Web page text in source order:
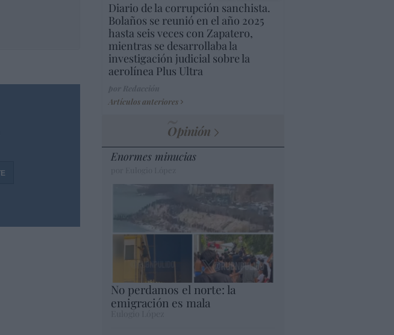
Diario de la corrupción sanchista.
Bolaños se reunió en el año 2025
hasta seis veces con Zapatero,
mientras se desarrollaba la
investigación judicial sobre la
aerolínea Plus Ultra
Artículos anteriores
Opinión
Enormes minucias
No perdamos el norte: la
emigración es mala
Eulogio López